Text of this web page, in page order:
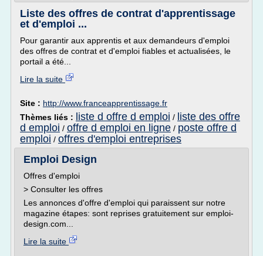
Liste des offres de contrat d'apprentissage
et d'emploi ...
Pour garantir aux apprentis et aux demandeurs d'emploi
des offres de contrat et d'emploi fiables et actualisées, le
portail a été...
Lire la suite
Site : http://www.franceapprentissage.fr
Thèmes liés :
liste d offre d emploi / liste des offre
d emploi / offre d emploi en ligne / poste offre d
emploi / offres d'emploi entreprises
Emploi Design
Offres d'emploi
> Consulter les offres
Les annonces d'offre d'emploi qui paraissent sur notre
magazine étapes: sont reprises gratuitement sur emploi-
design.com...
Lire la suite